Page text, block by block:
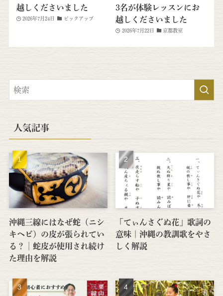
越しくださいました
2026年7月24日 ピックアップ
3名が体験レッスンにお
越しくださいました
2026年7月22日 京都教室
人気記事
沖縄三線にはなぜ蛇（ニシ
キヘビ）の皮が張られてい
る？│蛇皮が使用され続け
た理由を解説
「てぃんさぐぬ花」歌詞の
意味｜沖縄の教訓歌をやさ
しく解説